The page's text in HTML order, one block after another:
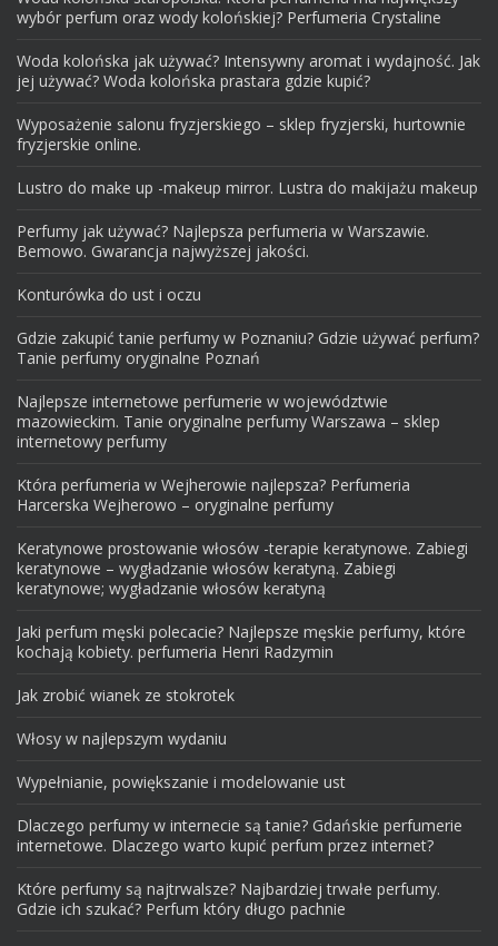
wybór perfum oraz wody kolońskiej? Perfumeria Crystaline
Woda kolońska jak używać? Intensywny aromat i wydajność. Jak
jej używać? Woda kolońska prastara gdzie kupić?
Wyposażenie salonu fryzjerskiego – sklep fryzjerski, hurtownie
fryzjerskie online.
Lustro do make up -makeup mirror. Lustra do makijażu makeup
Perfumy jak używać? Najlepsza perfumeria w Warszawie.
Bemowo. Gwarancja najwyższej jakości.
Konturówka do ust i oczu
Gdzie zakupić tanie perfumy w Poznaniu? Gdzie używać perfum?
Tanie perfumy oryginalne Poznań
Najlepsze internetowe perfumerie w województwie
mazowieckim. Tanie oryginalne perfumy Warszawa – sklep
internetowy perfumy
Która perfumeria w Wejherowie najlepsza? Perfumeria
Harcerska Wejherowo – oryginalne perfumy
Keratynowe prostowanie włosów -terapie keratynowe. Zabiegi
keratynowe – wygładzanie włosów keratyną. Zabiegi
keratynowe; wygładzanie włosów keratyną
Jaki perfum męski polecacie? Najlepsze męskie perfumy, które
kochają kobiety. perfumeria Henri Radzymin
Jak zrobić wianek ze stokrotek
Włosy w najlepszym wydaniu
Wypełnianie, powiększanie i modelowanie ust
Dlaczego perfumy w internecie są tanie? Gdańskie perfumerie
internetowe. Dlaczego warto kupić perfum przez internet?
Które perfumy są najtrwalsze? Najbardziej trwałe perfumy.
Gdzie ich szukać? Perfum który długo pachnie